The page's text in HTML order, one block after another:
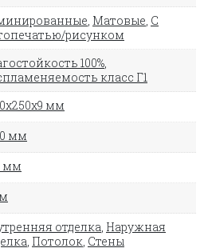
Матовые С
рисунком
100%
класс Г1
мм
мм
мм
отделка Наружная
Потолок Стены